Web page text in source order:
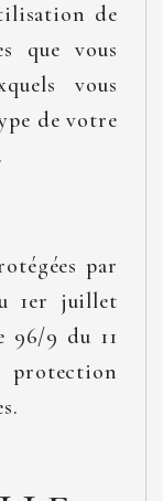
de
que vous
vous
de votre
par
1er juillet
96/9 du 11